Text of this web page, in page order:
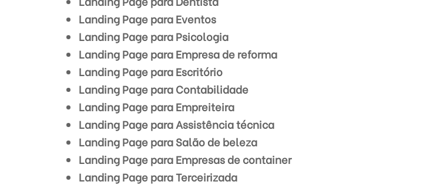
Landing Page para Eventos
Landing Page para Psicologia
Landing Page para Empresa de reforma
Landing Page para Escritório
Landing Page para Contabilidade
Landing Page para Empreiteira
Landing Page para Assistência técnica
Landing Page para Salão de beleza
Landing Page para Empresas de container
Landing Page para Terceirizada